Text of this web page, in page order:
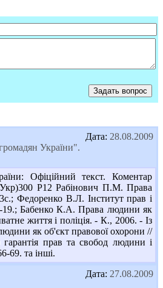
Дата: 28.08.2009
України".
Офіційний текст. Коментар
Р12 Рабінович П.М. Права
Федоренко В.Л. Інститут прав і
19.; Бабенко К.А. Права людини як
життя і поліція. - К., 2006. - Із
як об'єкт правової охорони //
прав та свобод людини і
69. та інші.
Дата: 27.08.2009